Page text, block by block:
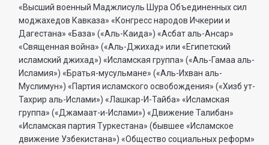
«Высший военный Маджлисуль Шура Объединенных сил
моджахедов Кавказа» «Конгресс народов Ичкерии и
Дагестана» «База» («Аль-Каида») «Асбат аль-Ансар»
«Священная война» («Аль-Джихад» или «Египетский
исламский джихад») «Исламская группа» («Аль-Гамаа аль-
Исламия») «Братья-мусульмане» («Аль-Ихван аль-
Муслимун») «Партия исламского освобождения» («Хизб ут-
Тахрир аль-Ислами») «Лашкар-И-Тайба» «Исламская
группа» («Джамаат-и-Ислами») «Движение Талибан»
«Исламская партия Туркестана» (бывшее «Исламское
движение Узбекистана») «Общество социальных реформ»